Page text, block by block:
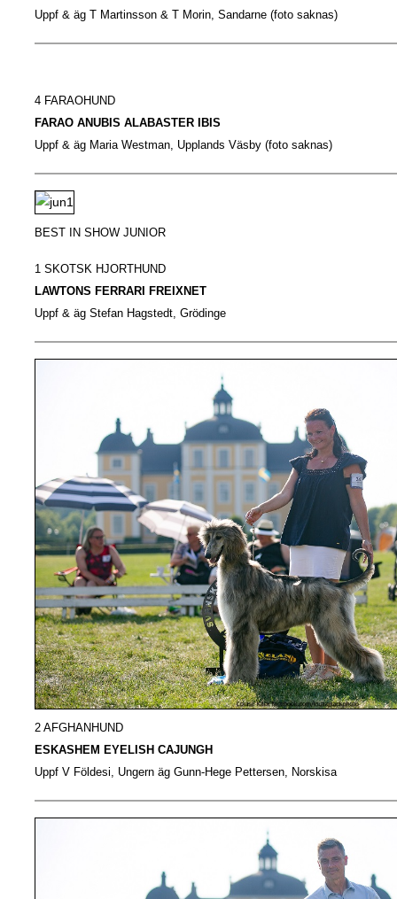
Uppf & äg T Martinsson & T Morin, Sandarne (foto saknas)
4 FARAOHUND
FARAO ANUBIS ALABASTER IBIS
Uppf & äg Maria Westman, Upplands Väsby (foto saknas)
BEST IN SHOW JUNIOR
1 SKOTSK HJORTHUND
LAWTONS FERRARI FREIXNET
Uppf & äg Stefan Hagstedt, Grödinge
2 AFGHANHUND
ESKASHEM EYELISH CAJUNGH
Uppf V Földesi, Ungern äg Gunn-Hege Pettersen, Norskisa